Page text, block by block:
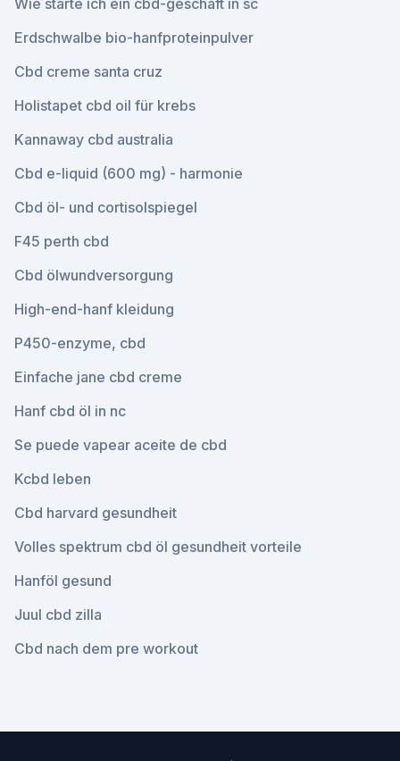
Wie starte ich ein cbd-geschäft in sc
Erdschwalbe bio-hanfproteinpulver
Cbd creme santa cruz
Holistapet cbd oil für krebs
Kannaway cbd australia
Cbd e-liquid (600 mg) - harmonie
Cbd öl- und cortisolspiegel
F45 perth cbd
Cbd ölwundversorgung
High-end-hanf kleidung
P450-enzyme, cbd
Einfache jane cbd creme
Hanf cbd öl in nc
Se puede vapear aceite de cbd
Kcbd leben
Cbd harvard gesundheit
Volles spektrum cbd öl gesundheit vorteile
Hanföl gesund
Juul cbd zilla
Cbd nach dem pre workout